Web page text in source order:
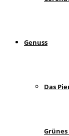
Genuss
Das